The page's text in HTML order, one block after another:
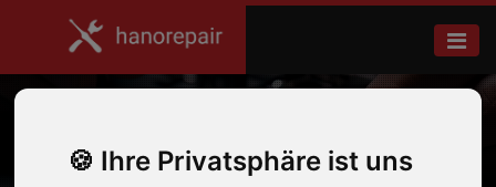
Ihre Privatsphäre ist uns
XBOX Series S